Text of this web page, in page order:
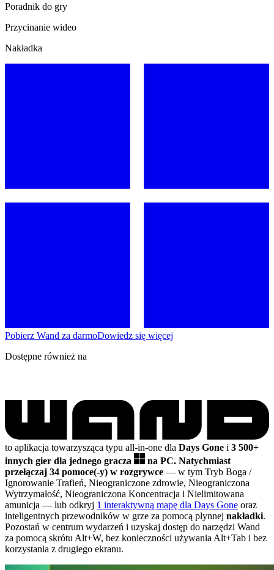
Poradnik do gry
Przycinanie wideo
Nakładka
Pobierz Wand za darmoDowiedz się więcej
Dostępne również na
to aplikacja towarzysząca typu all-in-one dla Days Gone i 3 500+
innych gier dla jednego gracza
na PC. Natychmiast
przełączaj 34 pomoce(-y) w rozgrywce — w tym Tryb Boga /
Ignorowanie Trafień, Nieograniczone zdrowie, Nieograniczona
Wytrzymałość, Nieograniczona Koncentracja i Nielimitowana
amunicja — lub odkryj 1 interaktywną mapę dla Days Gone oraz
inteligentnych przewodników w grze za pomocą płynnej nakładki.
Pozostań w centrum wydarzeń i uzyskaj dostęp do narzędzi Wand
za pomocą skrótu Alt+W, bez konieczności używania Alt+Tab i bez
korzystania z drugiego ekranu.